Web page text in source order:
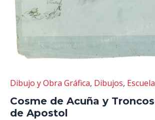
Dibujo y Obra Gráfica, Dibujos,
Cosme de Acuña y
de Apostol